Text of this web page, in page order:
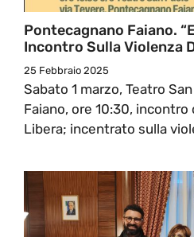
Pontecagnano Faiano.
Incontro Sulla Violenza
25 Febbraio 2025
Sabato 1 marzo, Teatro
Faiano, ore 10:30,
Libera; incentrato sulla